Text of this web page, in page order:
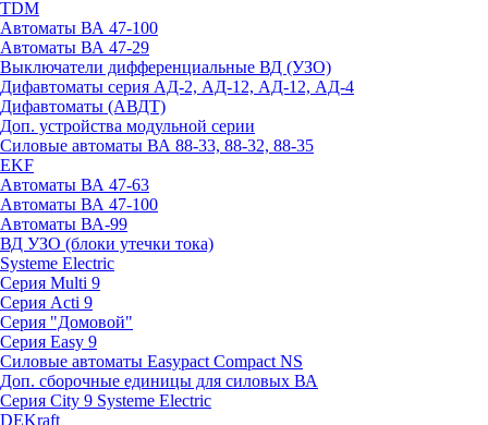
TDM
Автоматы ВА 47-100
Автоматы ВА 47-29
Выключатели дифференциальные ВД (УЗО)
Дифавтоматы серия АД-2, АД-12, АД-12, АД-4
Дифавтоматы (АВДТ)
Доп. устройства модульной серии
Силовые автоматы ВА 88-33, 88-32, 88-35
EKF
Автоматы ВА 47-63
Автоматы ВА 47-100
Автоматы ВА-99
ВД УЗО (блоки утечки тока)
Systeme Electric
Серия Multi 9
Серия Acti 9
Серия "Домовой"
Серия Easy 9
Силовые автоматы Easypact Compact NS
Доп. сборочные единицы для силовых ВА
Серия City 9 Systeme Electric
DEKraft